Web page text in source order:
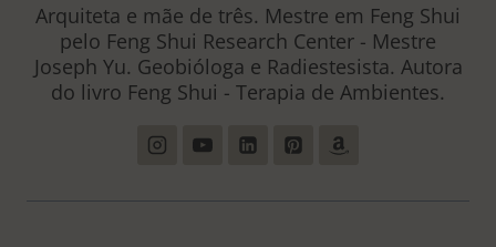
Arquiteta e mãe de três. Mestre em Feng Shui
pelo Feng Shui Research Center - Mestre
Joseph Yu. Geobióloga e Radiestesista. Autora
do livro Feng Shui - Terapia de Ambientes.